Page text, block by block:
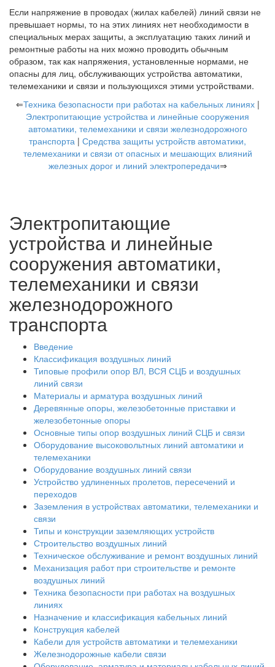
Если напряжение в проводах (жилах кабелей) линий связи не
превышает нормы, то на этих линиях нет необходимости в
специальных мерах защиты, а эксплуатацию таких линий и
ремонтные работы на них можно проводить обычным
образом, так как напряжения, установленные нормами, не
опасны для лиц, обслуживающих устройства автоматики,
телемеханики и связи и пользующихся этими устройствами.
⇐Техника безопасности при работах на кабельных линиях|
Электропитающие устройства и линейные сооружения
автоматики, телемеханики и связи железнодорожного
транспорта | Средства защиты устройств автоматики,
телемеханики и связи от опасных и мешающих влияний
железных дорог и линий электропередачи⇒
Электропитающие
устройства и линейные
сооружения автоматики,
телемеханики и связи
железнодорожного
транспорта
Введение
Классификация воздушных линий
Типовые профили опор ВЛ, ВСЯ СЦБ и воздушных
линий связи
Материалы и арматура воздушных линий
Деревянные опоры, железобетонные приставки и
железобетонные опоры
Основные типы опор воздушных линий СЦБ и связи
Оборудование высоковольтных линий автоматики и
телемеханики
Оборудование воздушных линий связи
Устройство удлиненных пролетов, пересечений и
переходов
Заземления в устройствах автоматики, телемеханики и
связи
Типы и конструкции заземляющих устройств
Строительство воздушных линий
Техническое обслуживание и ремонт воздушных линий
Механизация работ при строительстве и ремонте
воздушных линий
Техника безопасности при работах на воздушных
линиях
Назначение и классификация кабельных линий
Конструкция кабелей
Кабели для устройств автоматики и телемеханики
Железнодорожные кабели связи